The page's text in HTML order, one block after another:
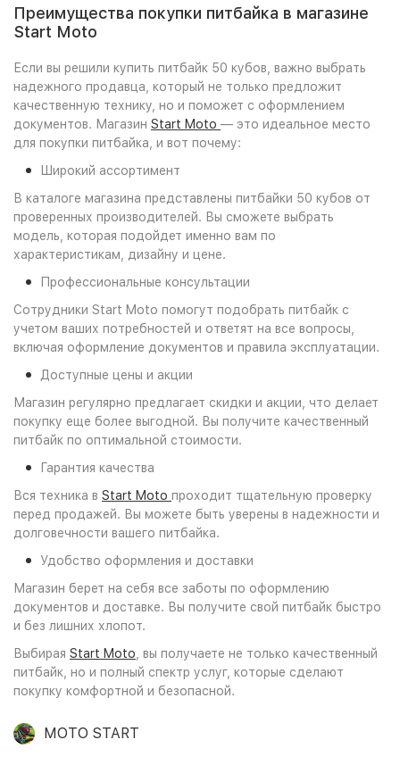
Преимущества покупки питбайка в магазине
Start Moto
Если вы решили купить питбайк 50 кубов, важно выбрать
надежного продавца, который не только предложит
качественную технику, но и поможет с оформлением
документов. Магазин Start Moto — это идеальное место
для покупки питбайка, и вот почему:
Широкий ассортимент
В каталоге магазина представлены питбайки 50 кубов от
проверенных производителей. Вы сможете выбрать
модель, которая подойдет именно вам по
характеристикам, дизайну и цене.
Профессиональные консультации
Сотрудники Start Moto помогут подобрать питбайк с
учетом ваших потребностей и ответят на все вопросы,
включая оформление документов и правила эксплуатации.
Доступные цены и акции
Магазин регулярно предлагает скидки и акции, что делает
покупку еще более выгодной. Вы получите качественный
питбайк по оптимальной стоимости.
Гарантия качества
Вся техника в Start Moto проходит тщательную проверку
перед продажей. Вы можете быть уверены в надежности и
долговечности вашего питбайка.
Удобство оформления и доставки
Магазин берет на себя все заботы по оформлению
документов и доставке. Вы получите свой питбайк быстро
и без лишних хлопот.
Выбирая Start Moto, вы получаете не только качественный
питбайк, но и полный спектр услуг, которые сделают
покупку комфортной и безопасной.
MOTO START